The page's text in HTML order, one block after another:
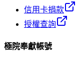
信用卡捐款
授權查詢
極院奉獻帳號